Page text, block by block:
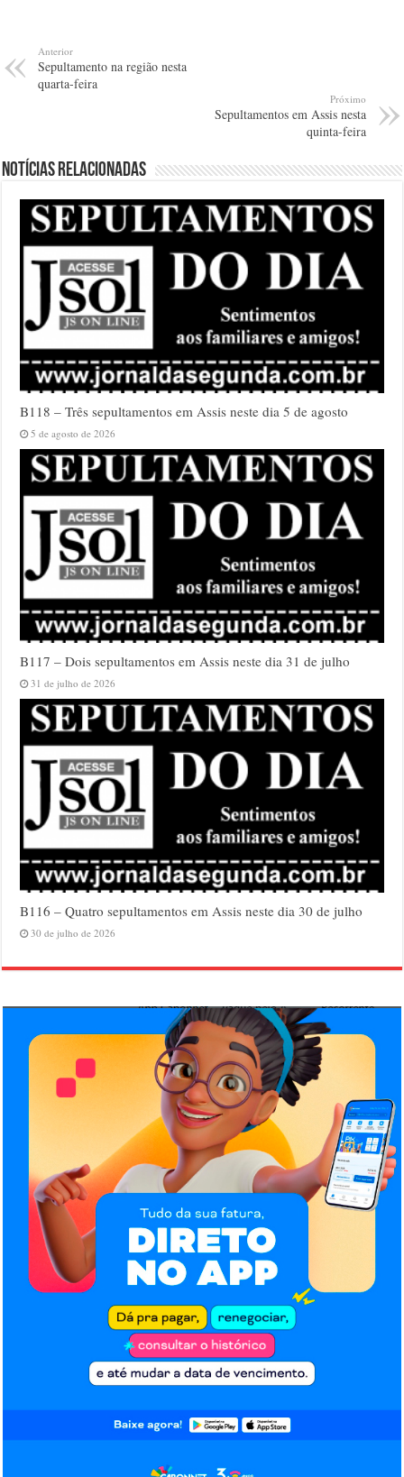
Anterior
Sepultamento na região nesta
quarta-feira
Próximo
Sepultamentos em Assis nesta
quinta-feira
Notícias relacionadas
B118 – Três sepultamentos em Assis neste dia 5 de agosto
5 de agosto de 2026
B117 – Dois sepultamentos em Assis neste dia 31 de julho
31 de julho de 2026
B116 – Quatro sepultamentos em Assis neste dia 30 de julho
30 de julho de 2026